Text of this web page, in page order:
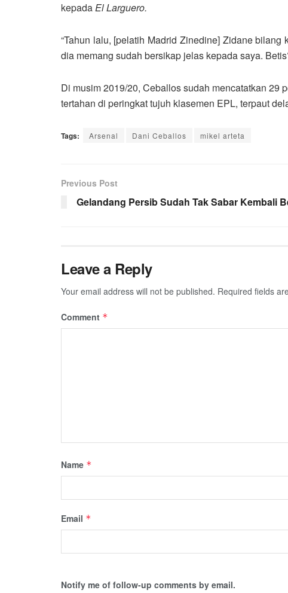
kepadaEl Larguero.
“Tahun lalu, [pelatih Madrid Zinedine] Zidane
dia memang sudah bersikap jelas kepada saya.
Di musim 2019/20, Ceballos sudah mencatatkan 29
tertahan di peringkat tujuh klasemen EPL, terpaut
Tags: Arsenal Dani Ceballos mikel arteta
Previous Post
Gelandang Persib Sudah Tak Sabar Kembali
Leave a Reply
Your email address will not be published. Required fields
Comment *
Name *
Email *
Notify me of follow-up comments by email.